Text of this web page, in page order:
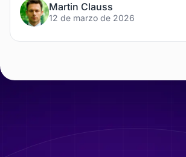
Martin Clauss
12 de marzo de 2026